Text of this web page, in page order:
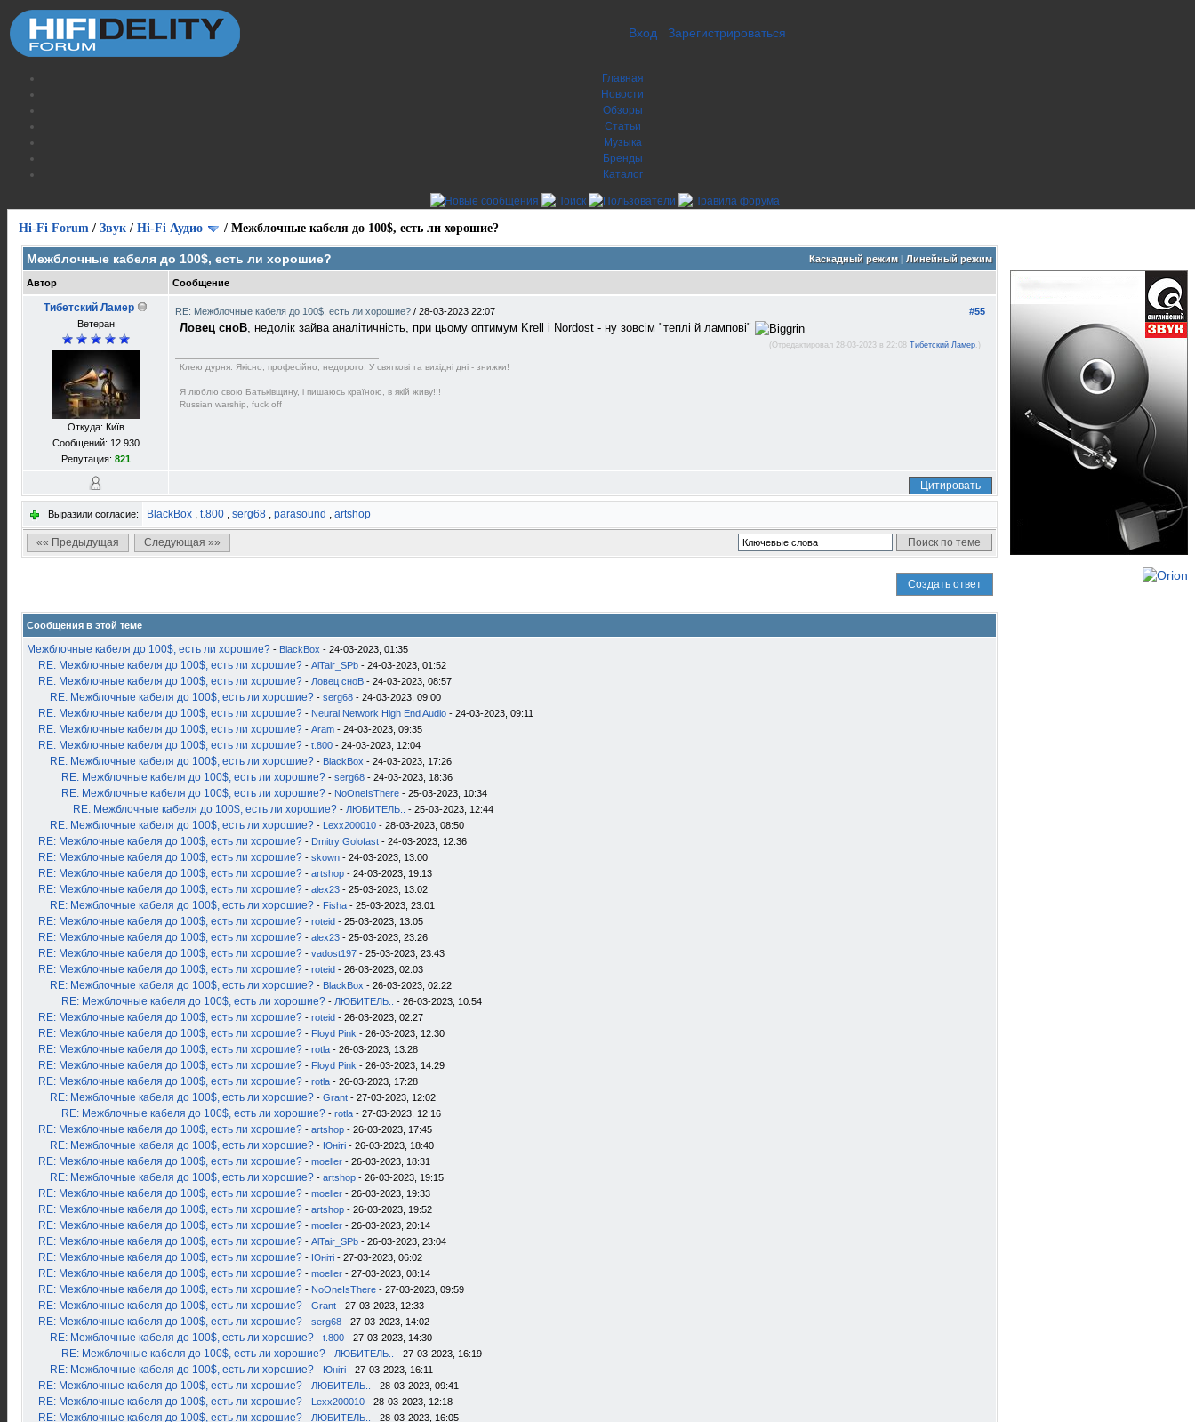
Вход Зарегистрироваться
Главная
Новости
Обзоры
Статьи
Музыка
Бренды
Каталог
Hi-Fi Forum / Звук / Hi-Fi Аудио / Межблочные кабеля до 100$, есть ли хорошие?
Каскадный режим| Линейный режим
Межблочные кабеля до 100$, есть ли хорошие?
Автор Сообщение
Тибетский Ламер
Ветеран
Откуда: Київ
Сообщений: 12 930
Репутация: 821
#55
RE: Межблочные кабеля до 100$, есть ли хорошие? / 28-03-2023 22:07
Ловец сноВ, недолік зайва аналітичність, при цьому оптимум Krell i Nordost - ну зовсім "теплі й лампові"
(Отредактировал 28-03-2023 в 22:08 Тибетский Ламер .)
Клею дурня. Якісно, професійно, недорого. У святкові та вихідні дні - знижки!
Я люблю свою Батьківщину, і пишаюсь країною, в якій живу!!!
Russian warship, fuck off
Цитировать
Выразили согласие: BlackBox , t.800 , serg68 , parasound , artshop
«« Предыдущая Следующая »»
Создать ответ
Сообщения в этой теме
Межблочные кабеля до 100$, есть ли хорошие? - BlackBox - 24-03-2023, 01:35
RE: Межблочные кабеля до 100$, есть ли хорошие? - AlTair_SPb - 24-03-2023, 01:52
RE: Межблочные кабеля до 100$, есть ли хорошие? - Ловец сноВ - 24-03-2023, 08:57
RE: Межблочные кабеля до 100$, есть ли хорошие? - serg68 - 24-03-2023, 09:00
RE: Межблочные кабеля до 100$, есть ли хорошие? - Neural Network High End Audio - 24-03-2023, 09:11
RE: Межблочные кабеля до 100$, есть ли хорошие? - Aram - 24-03-2023, 09:35
RE: Межблочные кабеля до 100$, есть ли хорошие? - t.800 - 24-03-2023, 12:04
RE: Межблочные кабеля до 100$, есть ли хорошие? - BlackBox - 24-03-2023, 17:26
RE: Межблочные кабеля до 100$, есть ли хорошие? - serg68 - 24-03-2023, 18:36
RE: Межблочные кабеля до 100$, есть ли хорошие? - NoOneIsThere - 25-03-2023, 10:34
RE: Межблочные кабеля до 100$, есть ли хорошие? - ЛЮБИТЕЛЬ.. - 25-03-2023, 12:44
RE: Межблочные кабеля до 100$, есть ли хорошие? - Lexx200010 - 28-03-2023, 08:50
RE: Межблочные кабеля до 100$, есть ли хорошие? - Dmitry Golofast - 24-03-2023, 12:36
RE: Межблочные кабеля до 100$, есть ли хорошие? - skown - 24-03-2023, 13:00
RE: Межблочные кабеля до 100$, есть ли хорошие? - artshop - 24-03-2023, 19:13
RE: Межблочные кабеля до 100$, есть ли хорошие? - alex23 - 25-03-2023, 13:02
RE: Межблочные кабеля до 100$, есть ли хорошие? - Fisha - 25-03-2023, 23:01
RE: Межблочные кабеля до 100$, есть ли хорошие? - roteid - 25-03-2023, 13:05
RE: Межблочные кабеля до 100$, есть ли хорошие? - alex23 - 25-03-2023, 23:26
RE: Межблочные кабеля до 100$, есть ли хорошие? - vadost197 - 25-03-2023, 23:43
RE: Межблочные кабеля до 100$, есть ли хорошие? - roteid - 26-03-2023, 02:03
RE: Межблочные кабеля до 100$, есть ли хорошие? - BlackBox - 26-03-2023, 02:22
RE: Межблочные кабеля до 100$, есть ли хорошие? - ЛЮБИТЕЛЬ.. - 26-03-2023, 10:54
RE: Межблочные кабеля до 100$, есть ли хорошие? - roteid - 26-03-2023, 02:27
RE: Межблочные кабеля до 100$, есть ли хорошие? - Floyd Pink - 26-03-2023, 12:30
RE: Межблочные кабеля до 100$, есть ли хорошие? - rotla - 26-03-2023, 13:28
RE: Межблочные кабеля до 100$, есть ли хорошие? - Floyd Pink - 26-03-2023, 14:29
RE: Межблочные кабеля до 100$, есть ли хорошие? - rotla - 26-03-2023, 17:28
RE: Межблочные кабеля до 100$, есть ли хорошие? - Grant - 27-03-2023, 12:02
RE: Межблочные кабеля до 100$, есть ли хорошие? - rotla - 27-03-2023, 12:16
RE: Межблочные кабеля до 100$, есть ли хорошие? - artshop - 26-03-2023, 17:45
RE: Межблочные кабеля до 100$, есть ли хорошие? - Юнiтi - 26-03-2023, 18:40
RE: Межблочные кабеля до 100$, есть ли хорошие? - moeller - 26-03-2023, 18:31
RE: Межблочные кабеля до 100$, есть ли хорошие? - artshop - 26-03-2023, 19:15
RE: Межблочные кабеля до 100$, есть ли хорошие? - moeller - 26-03-2023, 19:33
RE: Межблочные кабеля до 100$, есть ли хорошие? - artshop - 26-03-2023, 19:52
RE: Межблочные кабеля до 100$, есть ли хорошие? - moeller - 26-03-2023, 20:14
RE: Межблочные кабеля до 100$, есть ли хорошие? - AlTair_SPb - 26-03-2023, 23:04
RE: Межблочные кабеля до 100$, есть ли хорошие? - Юнiтi - 27-03-2023, 06:02
RE: Межблочные кабеля до 100$, есть ли хорошие? - moeller - 27-03-2023, 08:14
RE: Межблочные кабеля до 100$, есть ли хорошие? - NoOneIsThere - 27-03-2023, 09:59
RE: Межблочные кабеля до 100$, есть ли хорошие? - Grant - 27-03-2023, 12:33
RE: Межблочные кабеля до 100$, есть ли хорошие? - serg68 - 27-03-2023, 14:02
RE: Межблочные кабеля до 100$, есть ли хорошие? - t.800 - 27-03-2023, 14:30
RE: Межблочные кабеля до 100$, есть ли хорошие? - ЛЮБИТЕЛЬ.. - 27-03-2023, 16:19
RE: Межблочные кабеля до 100$, есть ли хорошие? - Юнiтi - 27-03-2023, 16:11
RE: Межблочные кабеля до 100$, есть ли хорошие? - ЛЮБИТЕЛЬ.. - 28-03-2023, 09:41
RE: Межблочные кабеля до 100$, есть ли хорошие? - Lexx200010 - 28-03-2023, 12:18
RE: Межблочные кабеля до 100$, есть ли хорошие? - ЛЮБИТЕЛЬ.. - 28-03-2023, 16:05